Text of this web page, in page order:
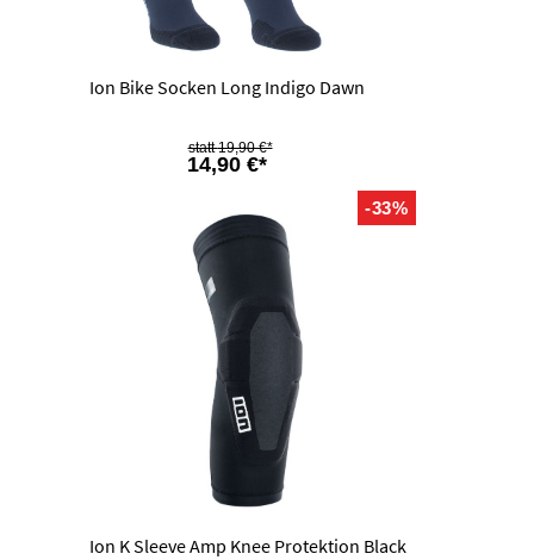
Ion Bike Socken Long Indigo Dawn
14,90 €*
19,90 €*
-33%
Ion K Sleeve Amp Knee Protektion Black